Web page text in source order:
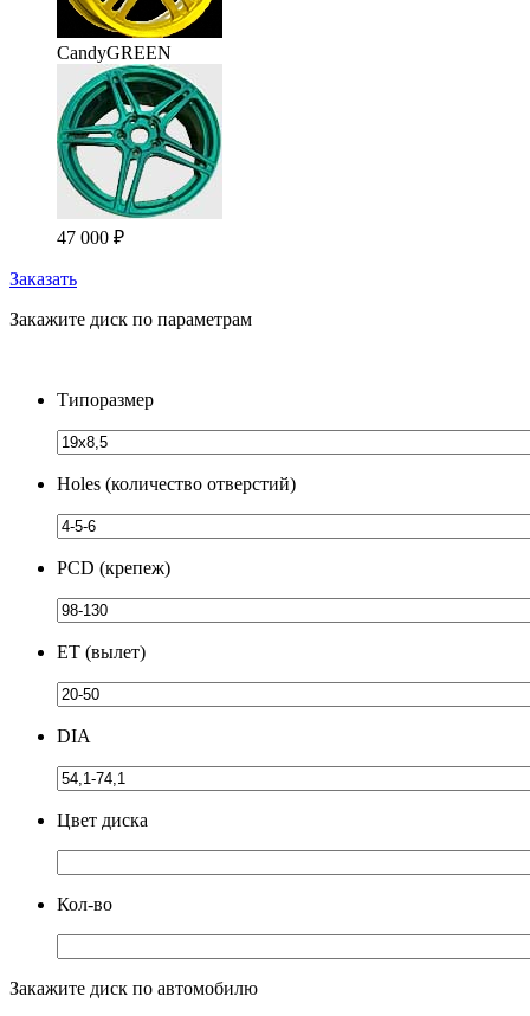
CandyGREEN
47 000 ₽
Заказать
Закажите диск по параметрам
Типоразмер
Holes (количество отверстий)
PCD (крепеж)
ЕТ (вылет)
DIA
Цвет диска
Кол-во
Закажите диск по автомобилю